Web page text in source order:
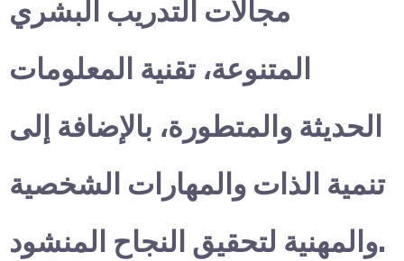
مجالات التدريب البشري
المتنوعة، تقنية المعلومات
الحديثة والمتطورة، بالإضافة إلى
تنمية الذات والمهارات الشخصية
والمهنية لتحقيق النجاح المنشود.